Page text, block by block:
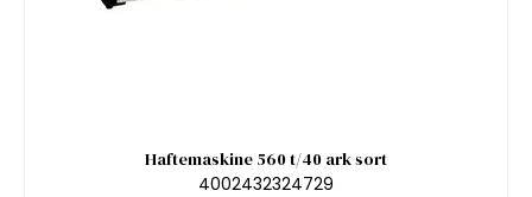
Haftemaskine 560 t/40 ark sort
4002432324729